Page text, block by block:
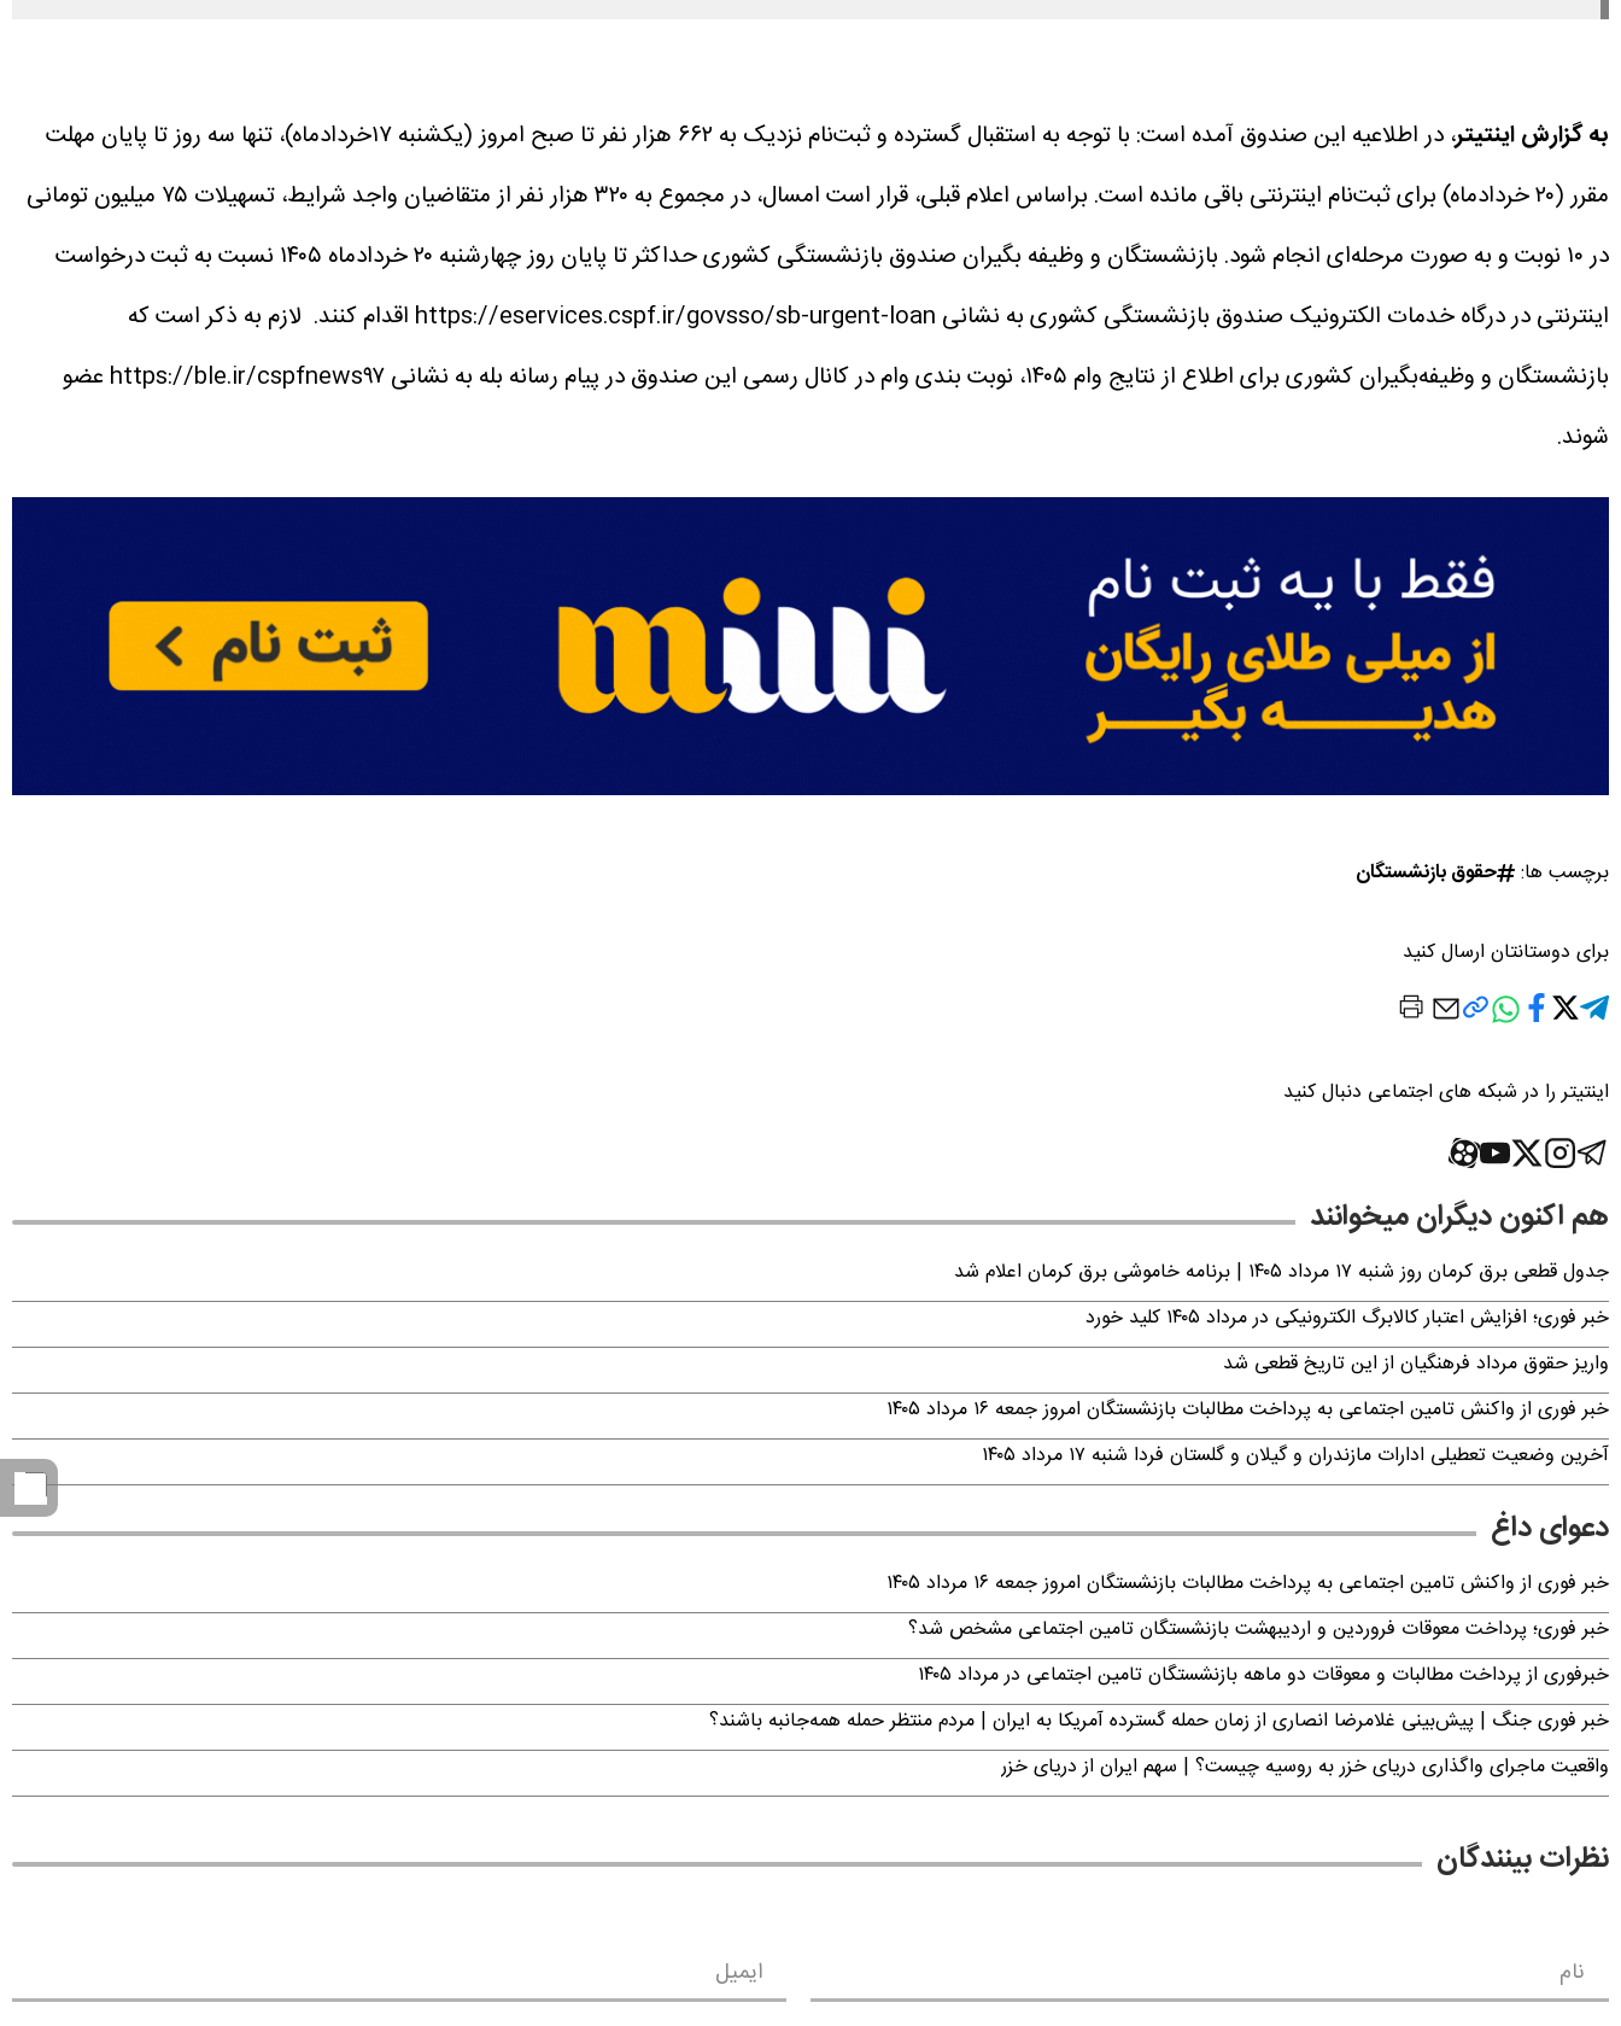
به گزارش اینتیتر
، در اطلاعیه این صندوق آمده است: با توجه به استقبال گسترده و ثبت‌نام نزدیک به ۶۶۲ هزار نفر تا صبح امروز (یکشنبه ۱۷خردادماه)، تنها سه روز تا پایان مهلت
مقرر (۲۰ خردادماه) برای ثبت‌نام اینترنتی باقی مانده است.
براساس اعلام قبلی، قرار است امسال، در مجموع به ۳۲۰ هزار نفر از متقاضیان واجد شرایط، تسهیلات ۷۵ میلیون تومانی
در ۱۰ نوبت و به صورت مرحله‌ای انجام شود.
بازنشستگان و وظیفه بگیران صندوق بازنشستگی کشوری حداکثر تا پایان روز چهارشنبه ۲۰ خردادماه ۱۴۰۵ نسبت به ثبت درخواست
اینترنتی در درگاه خدمات الکترونیک صندوق بازنشستگی کشوری به نشانی https://eservices.cspf.ir/govsso/sb-urgent-loan اقدام کنند.
لازم به ذکر است که
بازنشستگان و وظیفه‌بگیران کشوری برای اطلاع از نتایج وام ۱۴۰۵، نوبت بندی وام در کانال رسمی این صندوق در پیام رسانه بله به نشانی https://ble.ir/cspfnews۹۷ عضو
شوند.
برچسب ها: حقوق بازنشستگان
برای دوستانتان ارسال کنید
اینتیتر را در شبکه های اجتماعی دنبال کنید
هم اکنون دیگران میخوانند
جدول قطعی برق کرمان روز شنبه ۱۷ مرداد ۱۴۰۵ | برنامه خاموشی برق کرمان اعلام شد
خبر فوری؛ افزایش اعتبار کالابرگ الکترونیکی در مرداد ۱۴۰۵ کلید خورد
واریز حقوق مرداد فرهنگیان از این تاریخ قطعی شد
خبر فوری از واکنش تامین اجتماعی به پرداخت مطالبات بازنشستگان امروز جمعه ۱۶ مرداد ۱۴۰۵
آخرین وضعیت تعطیلی ادارات مازندران و گیلان و گلستان فردا شنبه ۱۷ مرداد ۱۴۰۵
دعوای داغ
خبر فوری از واکنش تامین اجتماعی به پرداخت مطالبات بازنشستگان امروز جمعه ۱۶ مرداد ۱۴۰۵
خبر فوری؛ پرداخت معوقات فروردین و اردیبهشت بازنشستگان تامین اجتماعی مشخص شد؟
خبرفوری از پرداخت مطالبات و معوقات دو ماهه بازنشستگان تامین اجتماعی در مرداد ۱۴۰۵
خبر فوری جنگ | پیش‌بینی غلامرضا انصاری از زمان حمله گسترده آمریکا به ایران | مردم منتظر حمله همه‌جانبه باشند؟
واقعیت ماجرای واگذاری دریای خزر به روسیه چیست؟ | سهم ایران از دریای خزر
نظرات بینندگان
نام ایمیل